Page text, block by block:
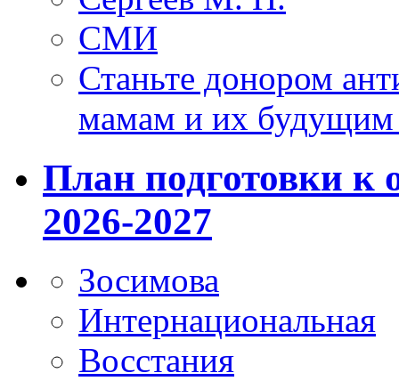
СМИ
Станьте донором
мамам и их
План подготовки к
2026-2027
Зосимова
Интернациональная
Восстания